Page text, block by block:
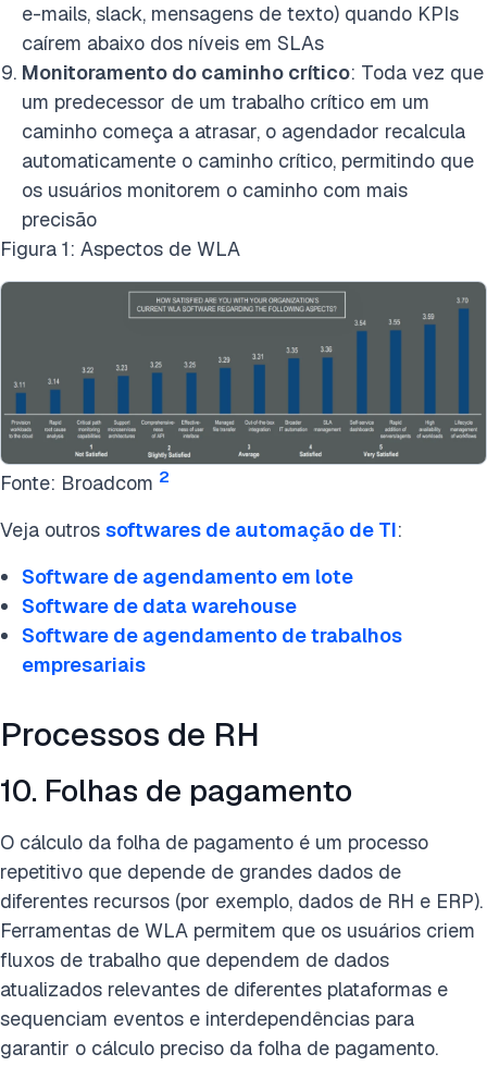
e-mails, slack, mensagens de texto) quando KPIs
caírem abaixo dos níveis em SLAs
Monitoramento do caminho crítico: Toda vez que
um predecessor de um trabalho crítico em um
caminho começa a atrasar, o agendador recalcula
automaticamente o caminho crítico, permitindo que
os usuários monitorem o caminho com mais
precisão
Figura 1: Aspectos de WLA
Fonte: Broadcom 2
Veja outros softwares de automação de TI:
Software de agendamento em lote
Software de data warehouse
Software de agendamento de trabalhos
empresariais
Processos de RH
10. Folhas de pagamento
O cálculo da folha de pagamento é um processo
repetitivo que depende de grandes dados de
diferentes recursos (por exemplo, dados de RH e ERP).
Ferramentas de WLA permitem que os usuários criem
fluxos de trabalho que dependem de dados
atualizados relevantes de diferentes plataformas e
sequenciam eventos e interdependências para
garantir o cálculo preciso da folha de pagamento.